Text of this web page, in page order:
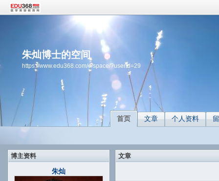
朱灿博士的空间
https://www.edu368.com/e/space/?userid=29
首页 文章 个人资料
博主资料
朱灿
文章